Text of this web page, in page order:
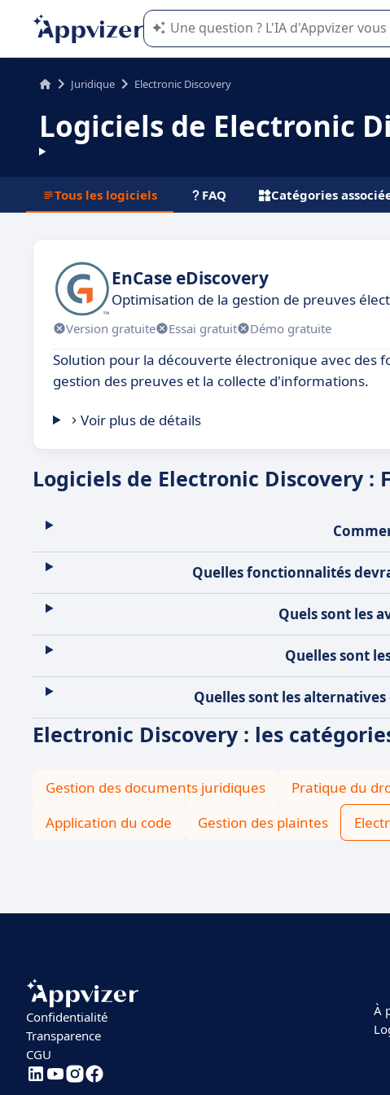
L'IA de Appvizer vous guide dans
Juridique Electronic Discovery
Logiciels de Electronic
Tous les logiciels FAQ Catégories
EnCase eDiscovery
Optimisation de la gestion de preuves
Version gratuite Essai gratuit Démo gratuite
Solution pour la découverte électronique avec des
gestion des preuves et la collecte d'informations.
Voir plus de détails
Logiciels de Electronic Discovery :
Quelles fonctionnalités
Quels sont les
Quelles sont
Quelles sont les
Electronic Discovery : les
Gestion des documents juridiques Pratique du
Application du code
Gestion des plaintes
Confidentialité
Transparence
CGU
À